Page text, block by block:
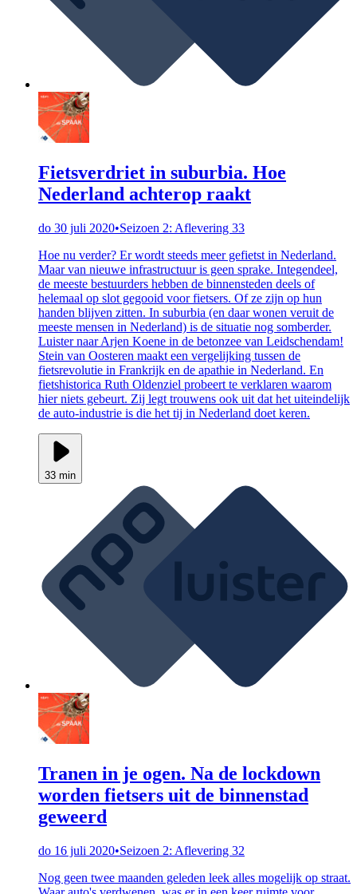
Fietsverdriet in suburbia. Hoe
Nederland achterop raakt
do 30 juli 2020•Seizoen 2: Aflevering 33
Hoe nu verder? Er wordt steeds meer gefietst in Nederland.
Maar van nieuwe infrastructuur is geen sprake. Integendeel,
de meeste bestuurders hebben de binnensteden deels of
helemaal op slot gegooid voor fietsers. Of ze zijn op hun
handen blijven zitten. In suburbia (en daar wonen veruit de
meeste mensen in Nederland) is de situatie nog somberder.
Luister naar Arjen Koene in de betonzee van Leidschendam!
Stein van Oosteren maakt een vergelijking tussen de
fietsrevolutie in Frankrijk en de apathie in Nederland. En
fietshistorica Ruth Oldenziel probeert te verklaren waarom
hier niets gebeurt. Zij legt trouwens ook uit dat het uiteindelijk
de auto-industrie is die het tij in Nederland doet keren.
33 min
Tranen in je ogen. Na de lockdown
worden fietsers uit de binnenstad
geweerd
do 16 juli 2020•Seizoen 2: Aflevering 32
Nog geen twee maanden geleden leek alles mogelijk op straat.